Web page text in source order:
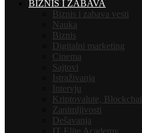
BIZNIS I ZABAVA
Biznis i zabava vesti
Nauka
Biznis
Digitalni marketing
Cinema
Sajtovi
Istraživanja
Intervju
Kriptovalute,
Zanimljivosti
Dešavanja
IT Elite Academy